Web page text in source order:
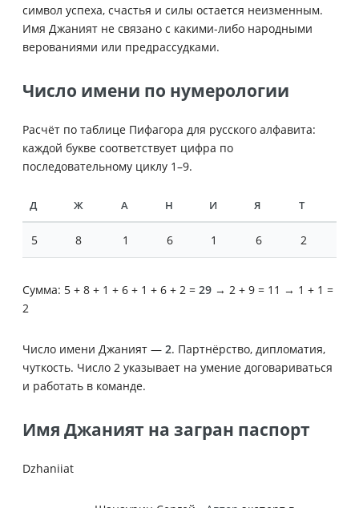
символ успеха, счастья и силы остается неизменным.
Имя Джаният не связано с какими-либо народными
верованиями или предрассудками.
Число имени по нумерологии
Расчёт по таблице Пифагора для русского алфавита:
каждой букве соответствует цифра по
последовательному циклу 1–9.
Д Ж А Н И Я Т
5 8 1 6 1 6 2
Сумма: 5 + 8 + 1 + 6 + 1 + 6 + 2 = 29 → 2 + 9 = 11 → 1 + 1 =
2
Число имени Джаният — 2. Партнёрство, дипломатия,
чуткость. Число 2 указывает на умение договариваться
и работать в команде.
Имя Джаният на загран паспорт
Dzhaniiat